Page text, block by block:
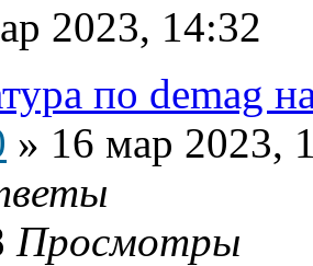
2023, 14:32
по demag
» 16 мар 2023,
Просмотры